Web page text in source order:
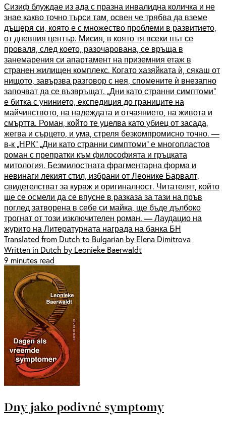
Сизиф блуждае из ада с празна инвалидна количка и не
знае какво точно търси там, освен че трябва да вземе
дъщеря си, която е с множество проблеми в развитието,
от дневния център. Мисия, в която тя всеки път се
проваля, след което, разочарована, се връща в
занемарения си апартамент на приземния етаж в
странен жилищен комплекс. Когато хазяйката ѝ, сякаш от
нищото, завързва разговор с нея, спомените ѝ внезапно
започват да се възвръщат. „Дни като странни симптоми”
е битка с унинието, експедиция до границите на
майчинството, на надеждата и отчаянието, на живота и
смъртта. Роман, който те уцелва като убиец от засада,
жегва и сърцето, и ума, стреля безкомпромисно точно. —
в-к „НРК” „Дни като странни симптоми” е многопластов
роман с препратки към философията и гръцката
митология. Безмилостната фрагментарна форма и
невинаги лекият стил, избрани от Леонике Барвалт,
свидетелстват за кураж и оригиналност. Читателят, който
ще се осмели да се впусне в разказа за тази на пръв
поглед затворена в себе си майка, ще бъде дълбоко
трогнат от този изключителен роман. — Лаудацио на
журито на Литературната награда на банка БН
Translated from Dutch to Bulgarian by Elena Dimitrova
Written in Dutch by Leonieke Baerwaldt
9 minutes read
Dny jako podivné symptomy